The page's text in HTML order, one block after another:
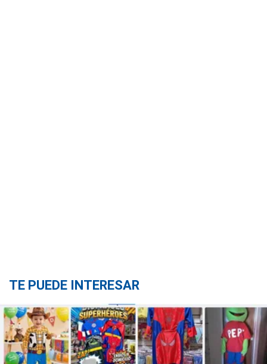
TE PUEDE INTERESAR